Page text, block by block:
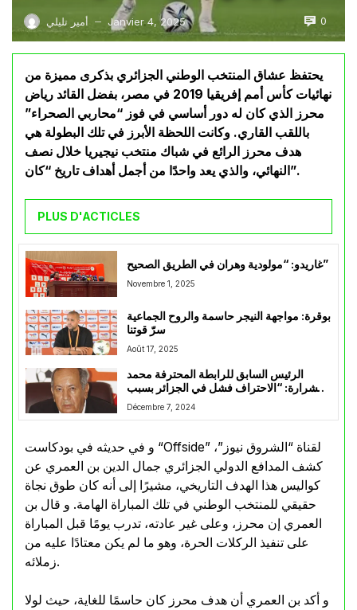
أمير تليلي — Janvier 4, 2025 0
يحتفظ عشاق المنتخب الوطني الجزائري بذكرى مميزة من
نهائيات كأس أمم إفريقيا 2019 في مصر، بفضل القائد رياض
محرز الذي كان له دور أساسي في فوز “محاربي الصحراء”
باللقب القاري. وكانت اللحظة الأبرز في تلك البطولة هي
هدف محرز الرائع في شباك منتخب نيجيريا خلال نصف
النهائي، والذي يعد واحدًا من أجمل أهداف تاريخ “كان”.
PLUS D'ACTICLES
غاريدو: “مولودية وهران في الطريق الصحيح”
Novembre 1, 2025
بوقرة: مواجهة النيجر حاسمة والروح الجماعية
سرّ قوتنا
Août 17, 2025
الرئيس السابق للرابطة المحترفة محمد
مشرارة: “الاحتراف فشل في الجزائر بسبب
Décembre 7, 2024
و في حديثه في بودكاست “Offside” لقناة “الشروق نيوز”،
كشف المدافع الدولي الجزائري جمال الدين بن العمري عن
كواليس هذا الهدف التاريخي، مشيرًا إلى أنه كان طوق نجاة
حقيقي للمنتخب الوطني في تلك المباراة الهامة. و قال بن
العمري إن محرز، وعلى غير عادته، تدرب يومًا قبل المباراة
على تنفيذ الركلات الحرة، وهو ما لم يكن معتادًا عليه من
زملائه.
و أكد بن العمري أن هدف محرز كان حاسمًا للغاية، حيث لولا